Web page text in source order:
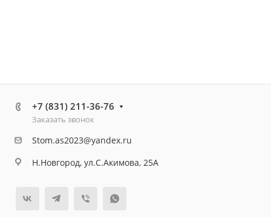
+7 (831) 211-36-76
Заказать звонок
Stom.as2023@yandex.ru
Н.Новгород, ул.С.Акимова, 25А